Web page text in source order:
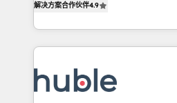
1️⃣ Set Up | Onboarding New
HubSpot portals 2️⃣ Scale Up | 100% HubSpot Task
Execution... Global 24/7 ... All Experts 3️⃣
Slash months from your API
Click "Contact Business" ⬅️ to
解决方案合作伙伴4.9